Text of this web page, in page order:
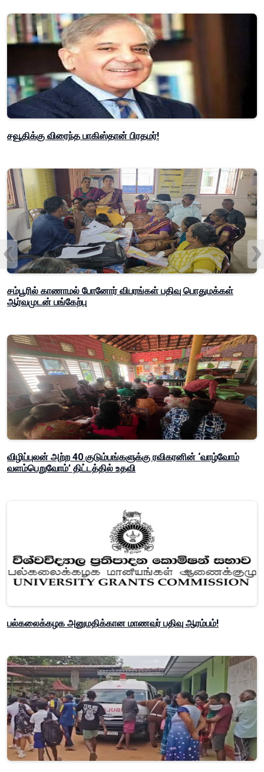
சவூதிக்கு விரைந்த பாகிஸ்தான் பிரதமர்!
சம்பூரில் காணாமல் போனோர் விபரங்கள் பதிவு பொதுமக்கள்
ஆர்வமுடன் பங்கேற்பு
விழிப்புலன் அற்ற 40 குடும்பங்களுக்கு ரவிகரனின் ‘வாழ்வோம்
வளம்பெறுவோம்’ திட்டத்தில் உதவி
பல்கலைக்கழக அனுமதிக்கான மாணவர் பதிவு ஆரம்பம்!